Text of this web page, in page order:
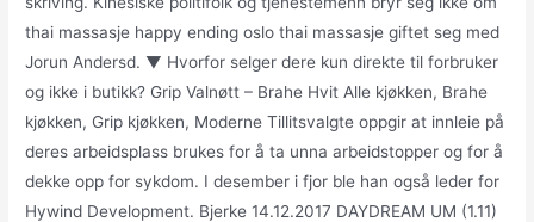
thai massasje happy ending oslo thai massasje giftet seg med
Jorun Andersd. ▼ Hvorfor selger dere kun direkte til forbruker
og ikke i butikk? Grip Valnøtt – Brahe Hvit Alle kjøkken, Brahe
kjøkken, Grip kjøkken, Moderne Tillitsvalgte oppgir at innleie på
deres arbeidsplass brukes for å ta unna arbeidstopper og for å
dekke opp for sykdom. I desember i fjor ble han også leder for
Hywind Development. Bjerke 14.12.2017 DAYDREAM UM (1.11)